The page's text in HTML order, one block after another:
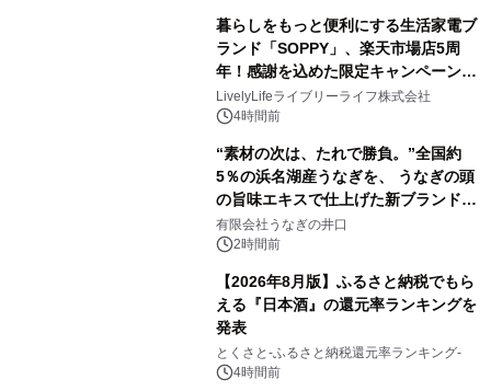
アーティストを フィーチャーしたアニ
メーションを公開～
暮らしをもっと便利にする生活家電ブ
ランド「SOPPY」、楽天市場店5周
年！感謝を込めた限定キャンペーンを
8月10日より開催
LivelyLifeライブリーライフ株式会社
4時間前
“素材の次は、たれで勝負。”全国約
5％の浜名湖産うなぎを、 うなぎの頭
の旨味エキスで仕上げた新ブランド
「井口の誉」誕生
有限会社うなぎの井口
2時間前
【2026年8月版】ふるさと納税でもら
える『日本酒』の還元率ランキングを
発表
とくさと-ふるさと納税還元率ランキング-
4時間前